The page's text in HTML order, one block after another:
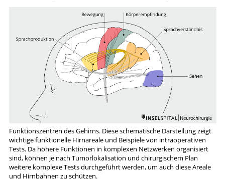
Funktionszentren des Gehirns. Diese schematische Darstellung zeigt
wichtige funktionelle Hirnareale und Beispiele von intraoperativen
Tests. Da höhere Funktionen in komplexen Netzwerken organisiert
sind, können je nach Tumorlokalisation und chirurgischem Plan
weitere komplexe Tests durchgeführt werden, um auch diese Areale
und Hirnbahnen zu schützen.